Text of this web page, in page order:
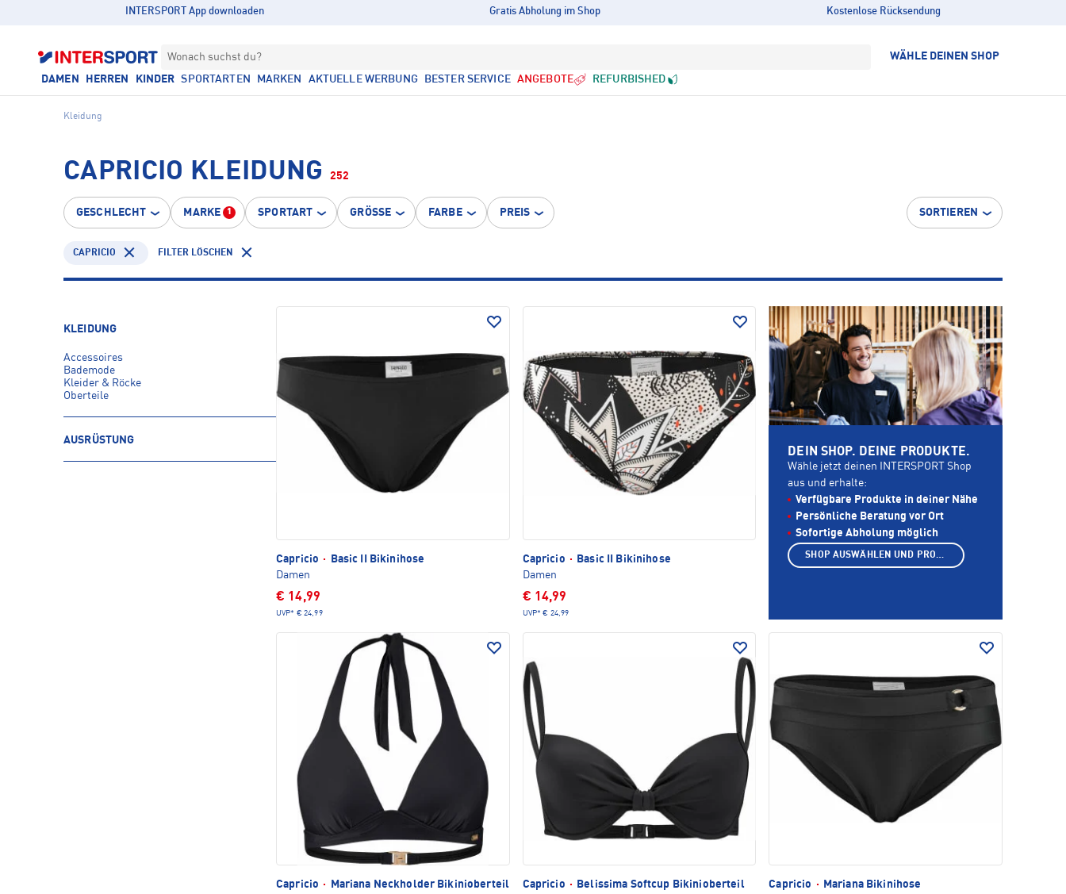
INTERSPORT App downloaden Gratis Abholung im Shop Kostenlose Rücksendung
Wonach suchst du? WÄHLE DEINEN SHOP
DAMEN HERREN KINDER SPORTARTEN MARKEN AKTUELLE WERBUNG BESTER SERVICE ANGEBOTE REFURBISHED
Kleidung
CAPRICIO KLEIDUNG 252
GESCHLECHT MARKE 1 SPORTART GRÖSSE FARBE PREIS SORTIEREN
CAPRICIO FILTER LÖSCHEN
KLEIDUNG
Accessoires
Bademode
Kleider & Röcke
Oberteile
AUSRÜSTUNG
Capricio ·
Basic II Bikinihose
Damen
€ 14,99
UVP* € 24,99
Capricio ·
Basic II Bikinihose
Damen
€ 14,99
UVP* € 24,99
Capricio ·
Mariana Neckholder Bikinioberteil
Capricio ·
Belissima Softcup Bikinioberteil
Capricio ·
Mariana Bikinihose
DEIN SHOP. DEINE PRODUKTE.
Wähle jetzt deinen INTERSPORT Shop
aus und erhalte:
Verfügbare Produkte in deiner Nähe
Persönliche Beratung vor Ort
Sofortige Abholung möglich
SHOP AUSWÄHLEN UND PRODUKTE ANZEIGEN